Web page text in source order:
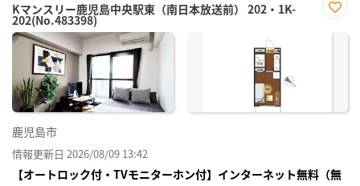
Kマンスリー鹿児島中央駅東（南日本放送前） 202・1K-
202(No.483398)
に入
鹿児島市
情報更新日 2026/08/09 13:42
【オートロック付・TVモニターホン付】インターネット無料（無